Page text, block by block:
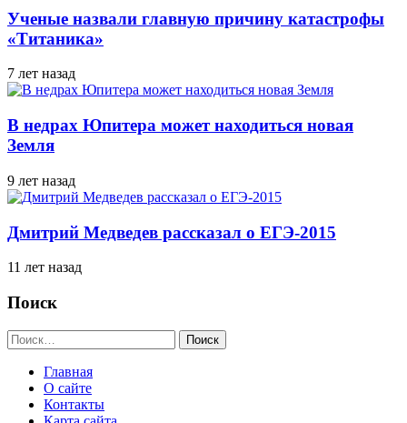
Ученые назвали главную причину катастрофы
«Титаника»
7 лет назад
В недрах Юпитера может находиться новая
Земля
9 лет назад
Дмитрий Медведев рассказал о ЕГЭ-2015
11 лет назад
Поиск
Найти:
Главная
О сайте
Контакты